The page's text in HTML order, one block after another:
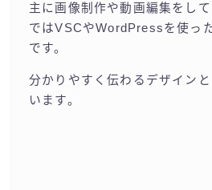
主に画像制作や動画編集をし
ではVSCやWordPressを使っ
です。
分かりやすく伝わるデザイン
います。